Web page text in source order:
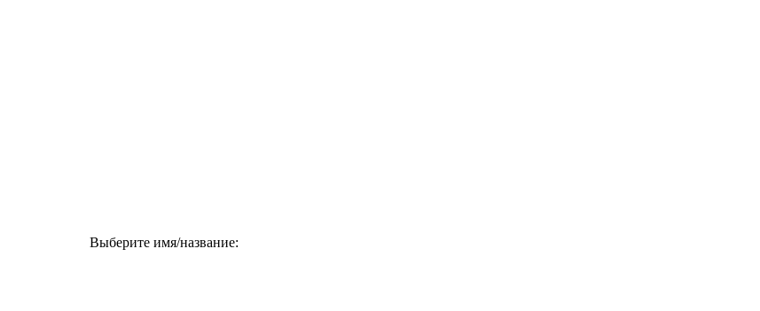
Выберите имя/название: